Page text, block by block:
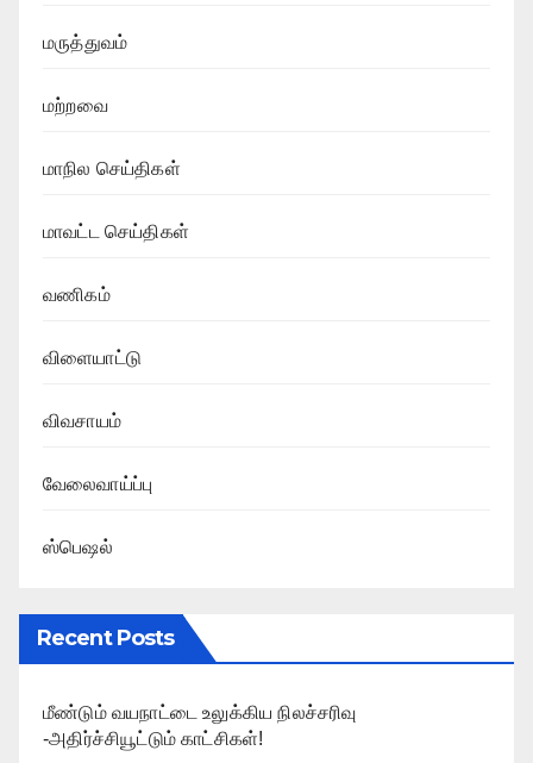
மருத்துவம்
மற்றவை
மாநில செய்திகள்
மாவட்ட செய்திகள்
வணிகம்
விளையாட்டு
விவசாயம்
வேலைவாய்ப்பு
ஸ்பெஷல்
Recent Posts
மீண்டும் வயநாட்டை உலுக்கிய நிலச்சரிவு
-அதிர்ச்சியூட்டும் காட்சிகள்!